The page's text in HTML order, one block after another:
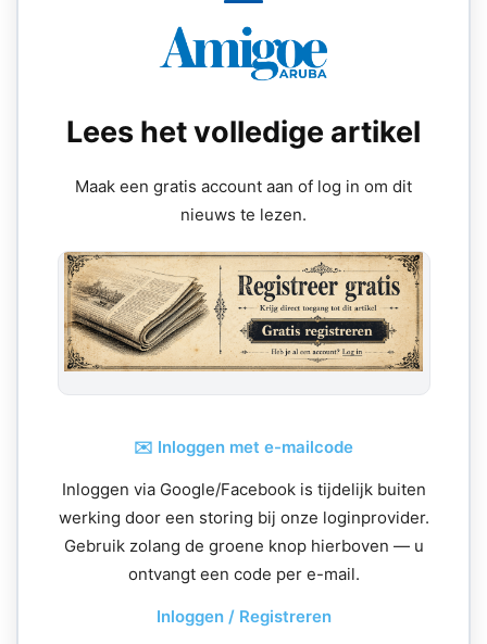
Lees het volledige artikel
Maak een gratis account aan of log in om dit
nieuws te lezen.
✉️ Inloggen met e-mailcode
Inloggen via Google/Facebook is tijdelijk buiten
werking door een storing bij onze loginprovider.
Gebruik zolang de groene knop hierboven — u
ontvangt een code per e-mail.
Inloggen / Registreren